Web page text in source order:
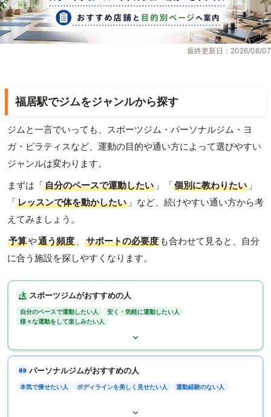
最終更新日：2026/08/07
福居駅でジムをジャンルから探す
ジムと一言でいっても、スポーツジム・パーソナルジム・ヨ
ガ・ピラティスなど、運動の目的や通い方によって選びやすい
ジャンルは変わります。
まずは「自分のペースで運動したい 」「個別に教わりたい 」
「レッスンで体を動かしたい 」など、続けやすい通い方から考
えてみましょう。
予算や通う頻度 、 サポートの必要度 も合わせて見ると、自分
に合う施設を探しやすくなります。
スポーツジムがおすすめの人
自分のペースで運動したい人
安く・気軽に運動したい人
様々な運動をして楽しみたい人
パーソナルジムがおすすめの人
本気で痩せたい人 ボディラインを美しく見せたい人 運動経験のない人